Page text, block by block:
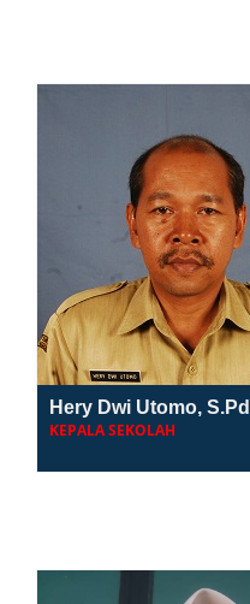
Hery Dwi Utomo,
KEPALA SEKOLAH